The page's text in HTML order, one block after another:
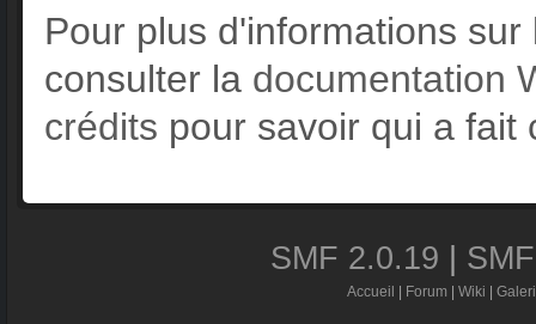
Pour plus d'informations
consulter la documentation
crédits pour savoir qui a fait
SMF 2.0.19
Accueil Forum Wiki